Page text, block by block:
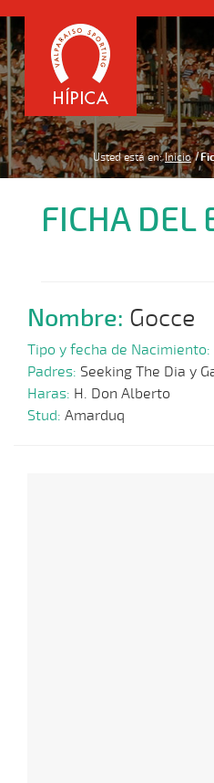
Usted está en: Inicio
FICHA DEL
Nombre: Gocce
Tipo y fecha de Nacimiento:
Padres: Seeking The Dia y
Haras: H. Don Alberto
Stud: Amarduq